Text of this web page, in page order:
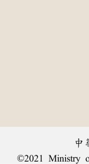
中
©2021 Ministry